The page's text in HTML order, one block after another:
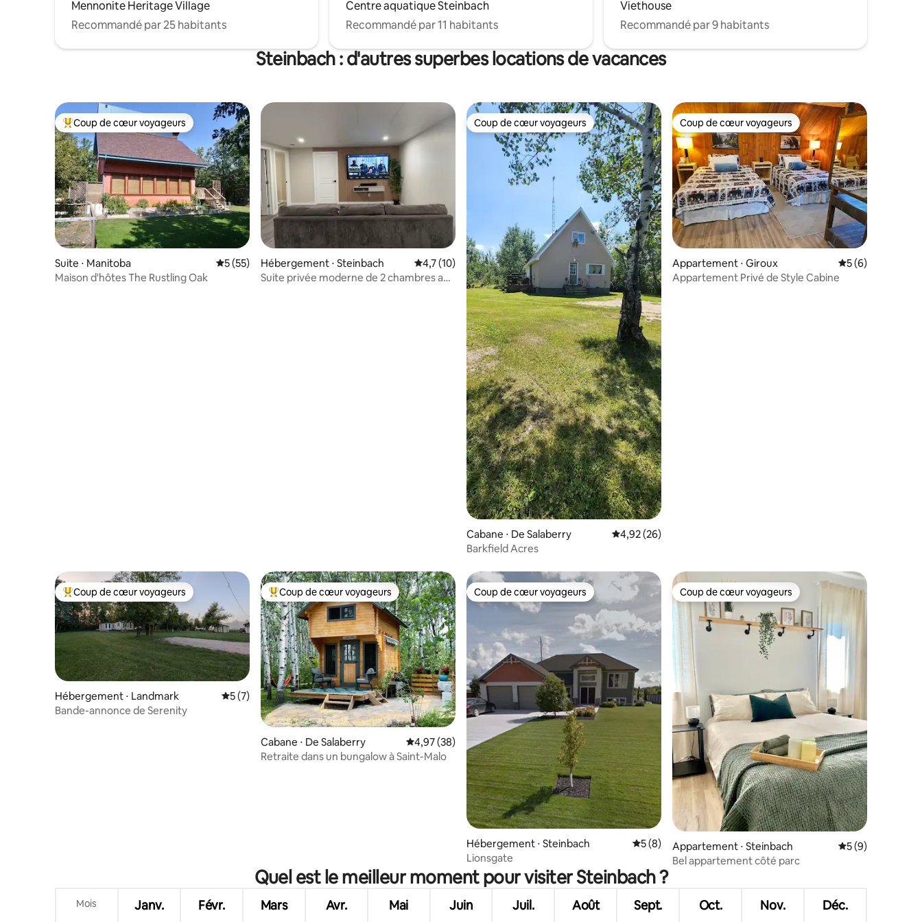
Mennonite Heritage Village
Recommandé par 25 habitants
Centre aquatique Steinbach
Recommandé par 11 habitants
Viethouse
Recommandé par 9 habitants
Steinbach : d'autres superbes locations de vacances
Coups de cœur voyageurs les plus appréciés
Coup de cœur voyageurs
Suite ⋅ Manitoba Évaluation moyenne sur la base de 55 commentaires : 5 sur 5
5 (55)
Maison d'hôtes The Rustling Oak
Hébergement ⋅ Steinbach Évaluation moyenne sur la base de 10 commentaires : 4,7 sur 5
4,7 (10)
Suite privée moderne de 2 chambres au
Coup de cœur voyageurs
Coup de cœur voyageurs
Cabane ⋅ De Salaberry Évaluation moyenne sur la base de 26 commentaires : 4,92 sur 5
4,92 (26)
Barkfield Acres
Coup de cœur voyageurs
Coup de cœur voyageurs
Appartement ⋅ Giroux Évaluation
5 (6)
Appartement Privé de Style Cabine
Coups de cœur voyageurs les plus appréciés
Coup de cœur voyageurs
Hébergement ⋅ Landmark Évaluation moyenne sur la base de 7 commentaires : 5 sur 5
5 (7)
Bande-annonce de Serenity
Coups de cœur voyageurs les plus appréciés
Coup de cœur voyageurs
Cabane ⋅ De Salaberry Évaluation moyenne sur la base de 38 commentaires : 4,97 sur 5
4,97 (38)
Retraite dans un bungalow à Saint-Malo
Coup de cœur voyageurs
Coup de cœur voyageurs
Hébergement ⋅ Steinbach Évaluation moyenne sur la base de 8 commentaires : 5 sur 5
5 (8)
Lionsgate
Coup de cœur voyageurs
Coup de cœur voyageurs
Appartement ⋅ Steinbach Évaluation
5 (9)
Bel appartement côté parc
Quel est le meilleur moment pour visiter Steinbach ?
Mois Janv. Févr. Mars Avr. Mai Juin Juil. Août Sept. Oct. Nov. Déc.